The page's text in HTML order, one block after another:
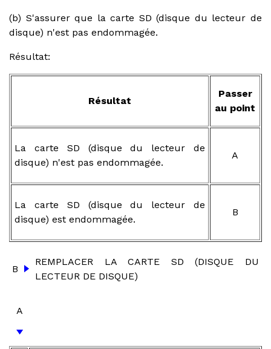
(b) S'assurer que la carte SD (disque du lecteur de
disque) n'est pas endommagée.
Résultat:
Résultat
Passer
au point
La carte SD (disque du lecteur de
disque) n'est pas endommagée.
A
La carte SD (disque du lecteur de
disque) est endommagée.
B
B
REMPLACER LA CARTE SD (DISQUE DU
LECTEUR DE DISQUE)
A